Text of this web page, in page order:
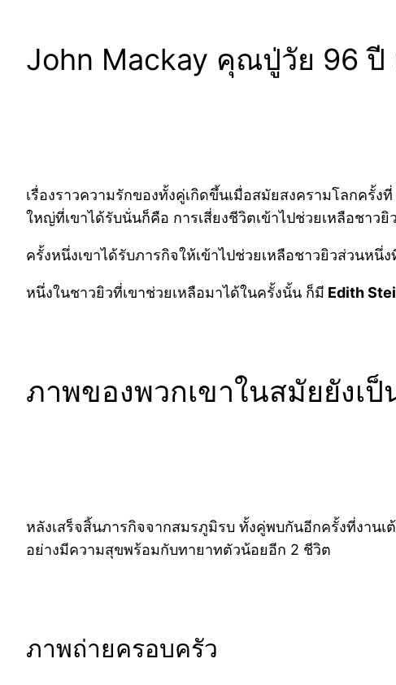
John Mackay คุณปู่วัย 96
เรื่องราวความรักของทั้งคู่เกิดขึ้นเมื่อสมัยสงครามโลกค
ใหญ่ที่เขาได้รับนั่นก็คือ การเสี่ยงชีวิตเข้าไปช่วยเหลือชาวยิ
ครั้งหนึ่งเขาได้รับภารกิจให้เข้าไปช่วยเหลือชาวยิวส่วนห
หนึ่งในชาวยิวที่เขาช่วยเหลือมาได้ในครั้งนั้น ก็มี Edith
ภาพของพวกเขาในสมัยยังเ
หลังเสร็จสิ้นภารกิจจากสมรภูมิรบ ทั้งคู่พบกันอีกครั้งที่งาน
อย่างมีความสุขพร้อมกับทายาทตัวน้อยอีก 2 ชีวิต
ภาพถ่ายครอบครัว